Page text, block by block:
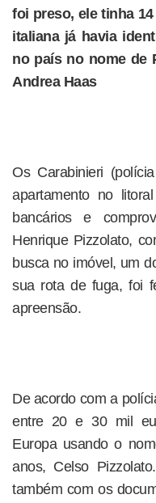
foi preso, ele tinha
italiana já havia
no país no nome de
Andrea Haas
Os Carabinieri
apartamento no
bancários e
Henrique Pizzolato,
busca no imóvel, um
sua rota de fuga, foi
apreensão.
De acordo com a
entre 20 e 30 mil
Europa usando o
anos, Celso
também com os